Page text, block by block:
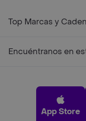
Top Marcas y
Encuéntranos en
App Store